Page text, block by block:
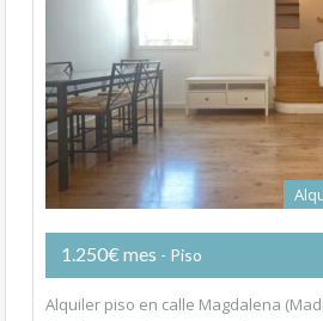
1.250€ mes - Piso
Alquiler piso en calle Magdalena